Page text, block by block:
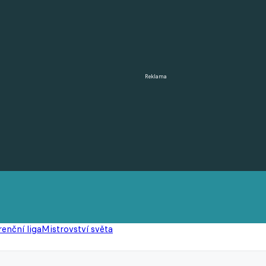
Reklama
ligaMistrovství světa